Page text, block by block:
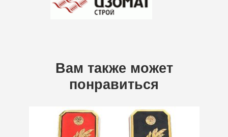
Вам также может
понравиться